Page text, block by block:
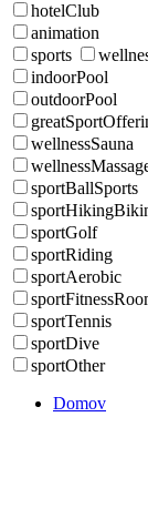
hotelClub
animation
sports
indoorPool
outdoorPool
wellnessSauna
sportBallSports
sportGolf
sportRiding
sportAerobic
sportTennis
sportDive
sportOther
Domov